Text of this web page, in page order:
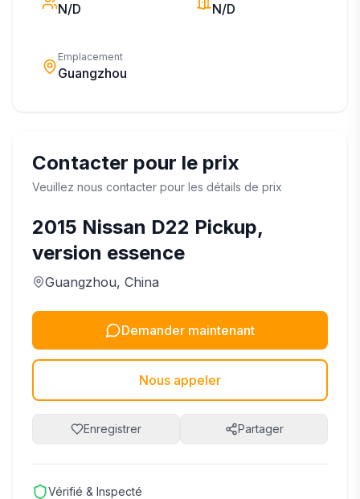
N/D N/D
Emplacement
Guangzhou
Contacter pour le prix
Veuillez nous contacter pour les détails de prix
2015 Nissan D22 Pickup,
version essence
Guangzhou, China
Demander maintenant
Nous appeler
Enregistrer Partager
Vérifié & Inspecté